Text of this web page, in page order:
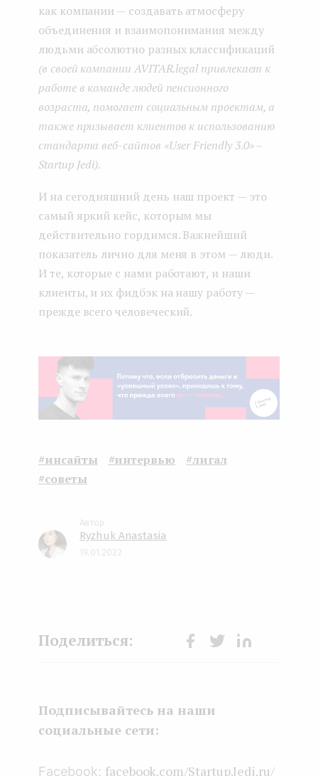
как компании — создавать атмосферу
объединения и взаимопонимания между
людьми абсолютно разных классификаций
(в своей компании AVITAR.legal привлекает к
работе в команде людей пенсионного
возраста, помогает социальным проектам, а
также призывает клиентов к использованию
стандарта веб-сайтов «User Friendly 3.0» –
Startup Jedi).
И на сегодняшний день наш проект — это
самый яркий кейс, которым мы
действительно гордимся. Важнейший
показатель лично для меня в этом — люди.
И те, которые с нами работают, и наши
клиенты, и их фидбэк на нашу работу —
прежде всего человеческий.
#инсайты #интервью
#лигал
#советы
Ryzhuk Anastasia
19.01.2022
k
Подписывайтесь на наши
социальные сети:
Facebook: facebook.com/Startup.Jedi.ru/